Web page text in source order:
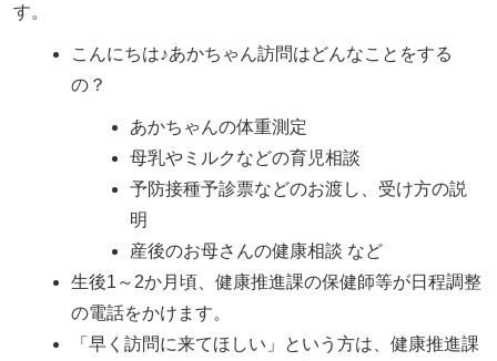
す。
こんにちは♪あかちゃん訪問はどんなことをする
の？
あかちゃんの体重測定
母乳やミルクなどの育児相談
予防接種予診票などのお渡し、受け方の説
明
産後のお母さんの健康相談 など
生後1～2か月頃、健康推進課の保健師等が日程調整
の電話をかけます。
「早く訪問に来てほしい」という方は、健康推進課